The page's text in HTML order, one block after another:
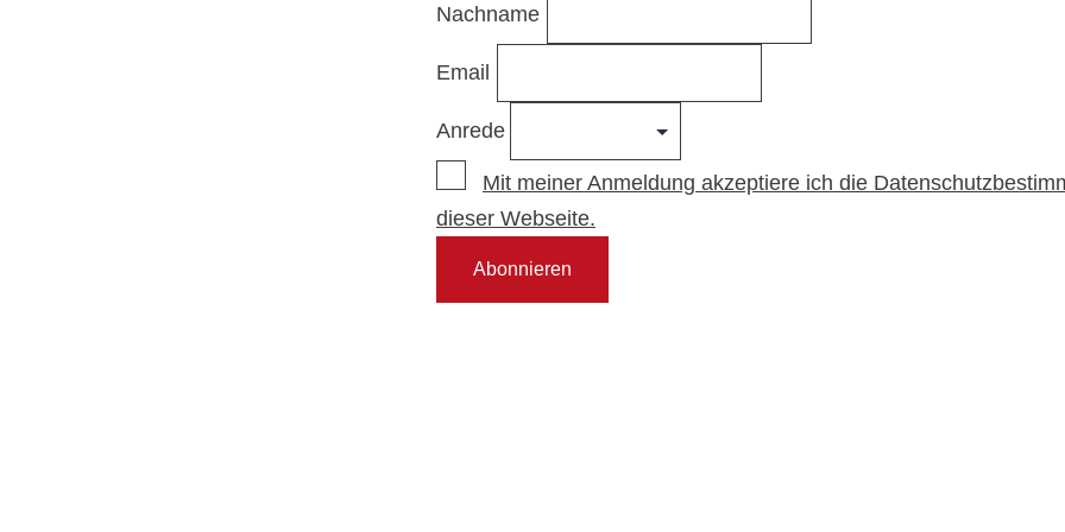
Nachname
Email
Anrede
Mit meiner Anmeldung akzeptiere ich die
dieser Webseite.